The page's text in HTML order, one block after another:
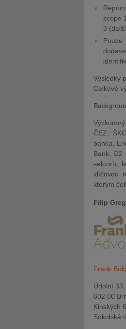
scope
3
Pouze
Výsledky
Celkové
ČEZ,
banka,
Bank, O2
sektorů,
klíčovou
kterým
Filip
Frank
Údolní 33,
602 00
Kinských
Sokolská